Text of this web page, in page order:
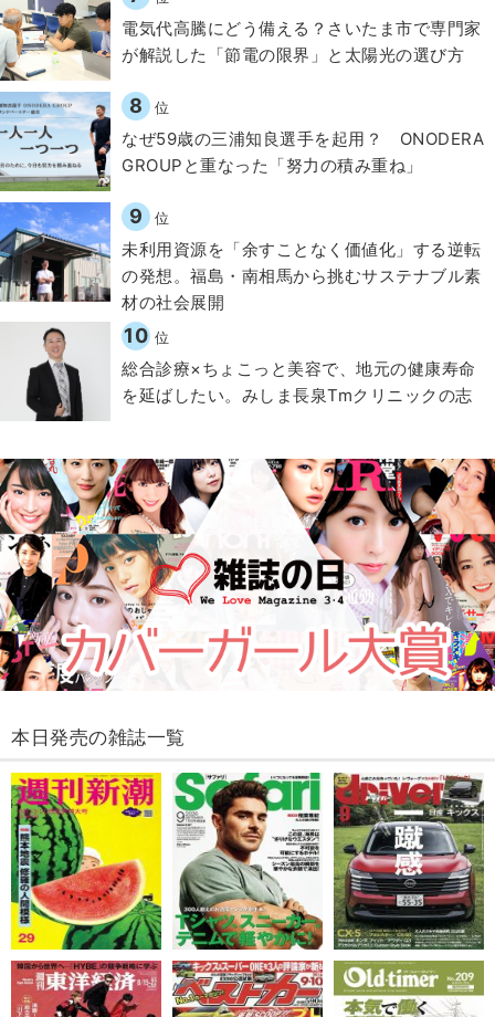
電気代高騰にどう備える？さいたま市で専門家
が解説した「節電の限界」と太陽光の選び方
8 位
なぜ59歳の三浦知良選手を起用？ ONODERA
GROUPと重なった「努力の積み重ね」
9 位
​​未利用資源を「余すことなく価値化」する逆転
の発想。福島・南相馬から挑むサステナブル素
材の社会展開​
10 位
総合診療×ちょこっと美容で、地元の健康寿命
を延ばしたい。みしま長泉Tmクリニックの志
本日発売の雑誌一覧